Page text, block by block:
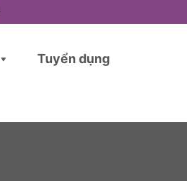
Tuyển dụng